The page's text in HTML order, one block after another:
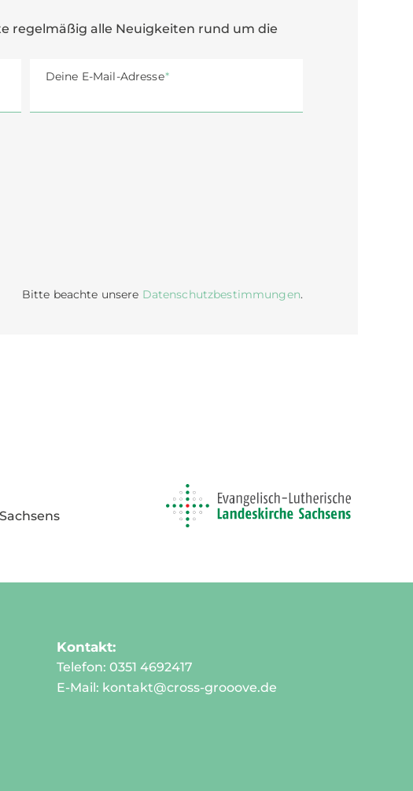
regelmäßig alle Neuigkeiten rund um die
Pflichtfeld
Deine E-Mail-Adresse*
Bitte beachte unsere Datenschutzbestimmungen.
Kontakt:
Telefon: 0351 4692417
E-Mail: kontakt@cross-grooove.de